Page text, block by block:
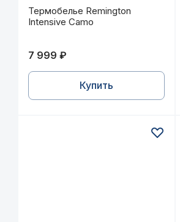
Термобелье Remington
Термобелье Remington
Intensive Camo
7 999 ₽
Купить